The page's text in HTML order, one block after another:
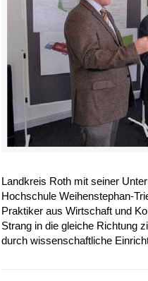
Landkreis Roth mit seiner
Hochschule Weihenstephan-
Praktiker aus Wirtschaft und
Strang in die gleiche Richtung
durch wissenschaftliche